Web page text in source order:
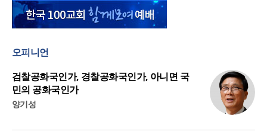
오피니언
검찰공화국인가, 경찰공화국인가, 아니면 국
민의 공화국인가
양기성